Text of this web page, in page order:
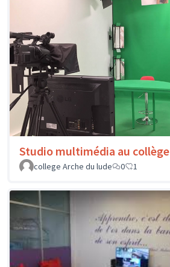
Studio multimédia au collège
college Arche du lude
0 1